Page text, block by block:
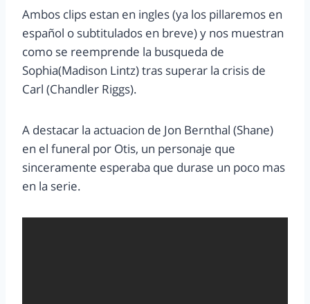
Ambos clips estan en ingles (ya los pillaremos en
español o subtitulados en breve) y nos muestran
como se reemprende la busqueda de
Sophia(Madison Lintz) tras superar la crisis de
Carl (Chandler Riggs).
A destacar la actuacion de Jon Bernthal (Shane)
en el funeral por Otis, un personaje que
sinceramente esperaba que durase un poco mas
en la serie.